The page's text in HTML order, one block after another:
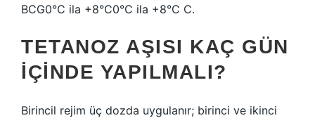
BCG0°C ila +8°C0°C ila +8°C C.
TETANOZ AŞISI KAÇ GÜN
IÇINDE YAPILMALI?
Birincil rejim üç dozda uygulanır; birinci ve ikinci